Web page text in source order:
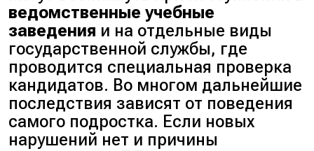
ведомственные учебные
заведения и на отдельные виды
государственной службы, где
проводится специальная проверка
кандидатов. Во многом дальнейшие
последствия зависят от поведения
самого подростка. Если новых
нарушений нет и причины